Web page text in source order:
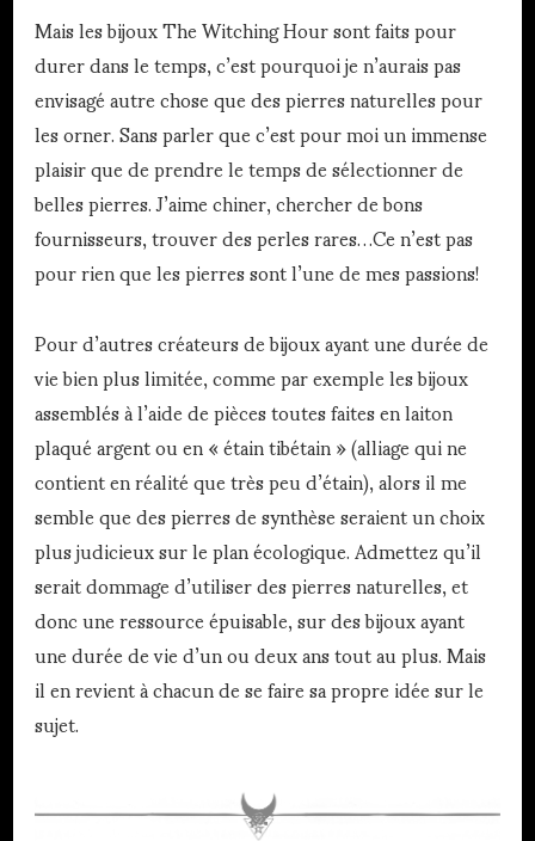
Mais les bijoux The Witching Hour sont faits pour
durer dans le temps, c’est pourquoi je n’aurais pas
envisagé autre chose que des pierres naturelles pour
les orner. Sans parler que c’est pour moi un immense
plaisir que de prendre le temps de sélectionner de
belles pierres. J’aime chiner, chercher de bons
fournisseurs, trouver des perles rares…Ce n’est pas
pour rien que les pierres sont l’une de mes passions!
Pour d’autres créateurs de bijoux ayant une durée de
vie bien plus limitée, comme par exemple les bijoux
assemblés à l’aide de pièces toutes faites en laiton
plaqué argent ou en « étain tibétain » (alliage qui ne
contient en réalité que très peu d’étain), alors il me
semble que des pierres de synthèse seraient un choix
plus judicieux sur le plan écologique. Admettez qu’il
serait dommage d’utiliser des pierres naturelles, et
donc une ressource épuisable, sur des bijoux ayant
une durée de vie d’un ou deux ans tout au plus. Mais
il en revient à chacun de se faire sa propre idée sur le
sujet.